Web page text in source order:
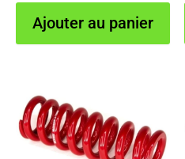
initial
prix
actuel
Ajouter au panier